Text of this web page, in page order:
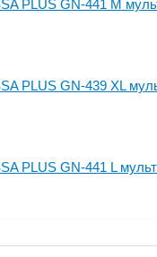
PLUS GN-441 M
PLUS GN-439 XL
PLUS GN-441 L